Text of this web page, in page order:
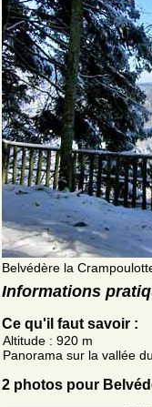
Belvédère la
Informations
Ce qu'il faut savoir :
Altitude : 920 m
Panorama sur la vallée
2 photos pour